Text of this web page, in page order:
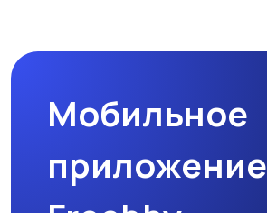
Мобильное
приложение